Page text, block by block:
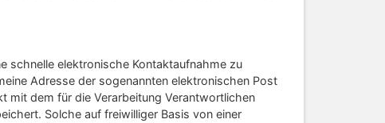
schnelle elektronische Kontaktaufnahme zu
Adresse der sogenannten elektronischen Post
mit dem für die Verarbeitung Verantwortlichen
Solche auf freiwilliger Basis von einer